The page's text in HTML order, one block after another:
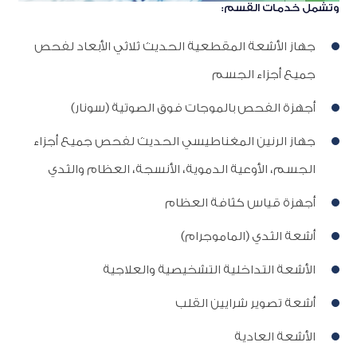
وتشمل خدمات القسم:
جهاز الأشعة المقطعية الحديث ثلاثي الأبعاد لفحص
جميع أجزاء الجسم
أجهزة الفحص بالموجات فوق الصوتية (سونار)
جهاز الرنين المغناطيسي الحديث لفحص جميع أجزاء
الجسم، الأوعية الدموية، الأنسجة، العظام والثدي
أجهزة قياس كثافة العظام
أشعة الثدي (الماموجرام)
الأشعة التداخلية التشخيصية والعلاجية
أشعة تصوير شرايين القلب
الأشعة العادية